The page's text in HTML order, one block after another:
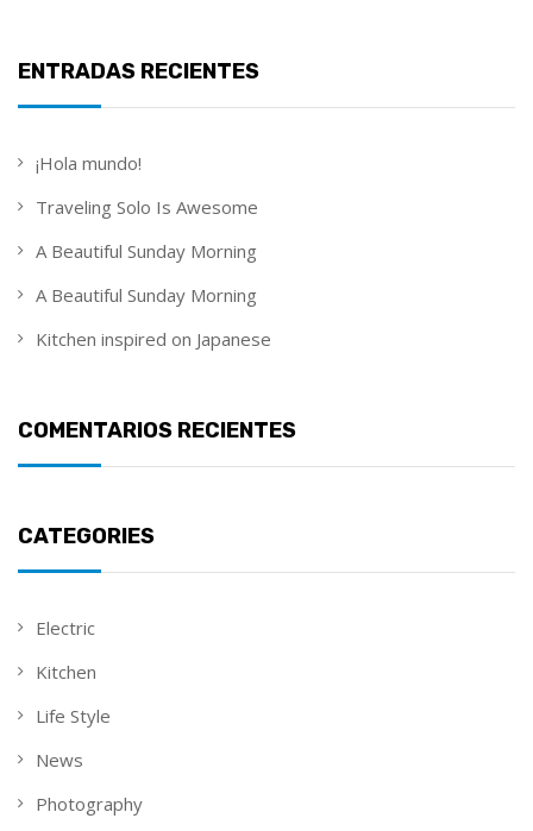
ENTRADAS RECIENTES
¡Hola mundo!
Traveling Solo Is Awesome
A Beautiful Sunday Morning
A Beautiful Sunday Morning
Kitchen inspired on Japanese
COMENTARIOS RECIENTES
CATEGORIES
Electric
Kitchen
Life Style
News
Photography